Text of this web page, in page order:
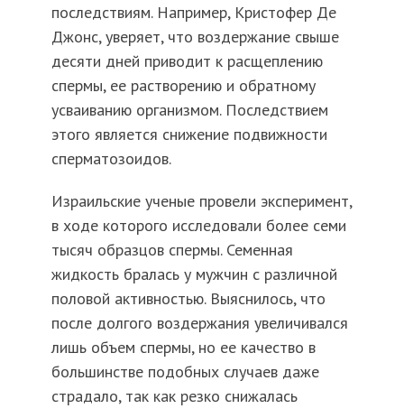
последствиям. Например, Кристофер Де
Джонс, уверяет, что воздержание свыше
десяти дней приводит к расщеплению
спермы, ее растворению и обратному
усваиванию организмом. Последствием
этого является снижение подвижности
сперматозоидов.
Израильские ученые провели эксперимент,
в ходе которого исследовали более семи
тысяч образцов спермы. Семенная
жидкость бралась у мужчин с различной
половой активностью. Выяснилось, что
после долгого воздержания увеличивался
лишь объем спермы, но ее качество в
большинстве подобных случаев даже
страдало, так как резко снижалась